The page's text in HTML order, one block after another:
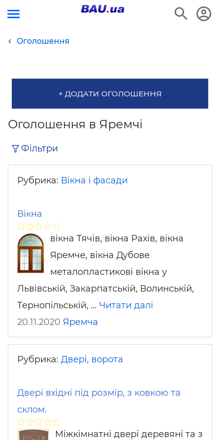
Оголошення
+ ДОДАТИ ОГОЛОШЕННЯ
Оголошення в Яремчі
Фільтри
Рубрика: Вікна і фасади
Вікна
вікна Тячів, вікна Рахів, вікна
Яремче, вікна Дубове
металопластикові вікна у
Львівській, Закарпатській, Волинській,
Тернопільській, … Читати далі
20.11.2020 Яремча
Рубрика: Двері, ворота
Двері вхідні під розмір, з ковкою та
склом.
Міжкімнатні двері деревяні та з